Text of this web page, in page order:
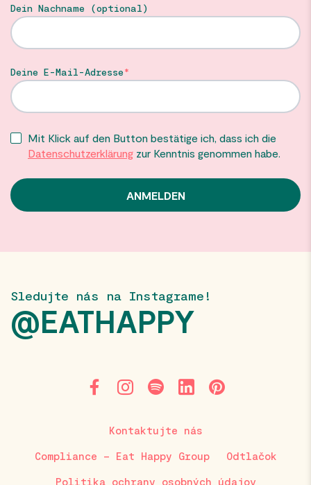
Dein Nachname (optional)
Deine E-Mail-Adresse
Mit Klick auf den Button bestätige ich, dass ich die
Datenschutzerklärung zur Kenntnis genommen habe.
Sledujte nás na Instagrame!
@EATHAPPY
Kontaktujte nás
Compliance – Eat Happy Group Odtlačok
Politika ochrany osobných údajov